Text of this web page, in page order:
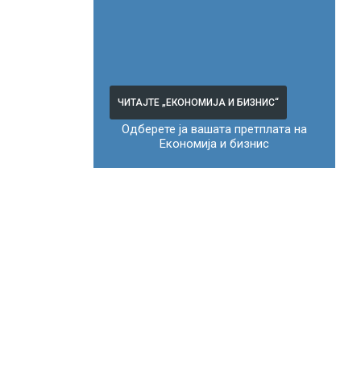
ЧИТАЈТЕ „ЕКОНОМИЈА И БИЗНИС“
Одберете ја вашата претплата на
Економија и бизнис